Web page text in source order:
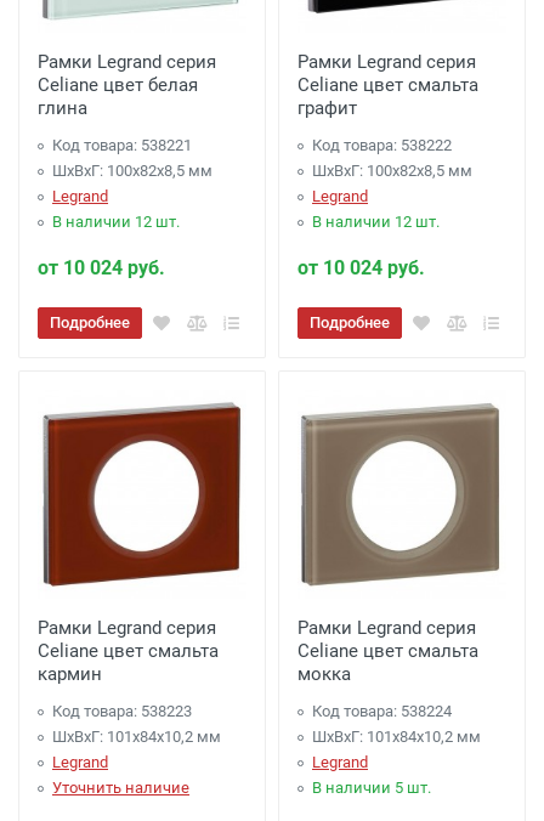
Рамки Legrand серия
Celiane цвет белая
глина
Код товара: 538221
ШхВхГ: 100x82x8,5 мм
Legrand
В наличии 12 шт.
от 10 024 руб.
Подробнее
Рамки Legrand серия
Celiane цвет смальта
графит
Код товара: 538222
ШхВхГ: 100x82x8,5 мм
Legrand
В наличии 12 шт.
от 10 024 руб.
Подробнее
Рамки Legrand серия
Celiane цвет смальта
кармин
Код товара: 538223
ШхВхГ: 101x84x10,2 мм
Legrand
Уточнить наличие
Рамки Legrand серия
Celiane цвет смальта
мокка
Код товара: 538224
ШхВхГ: 101x84x10,2 мм
Legrand
В наличии 5 шт.